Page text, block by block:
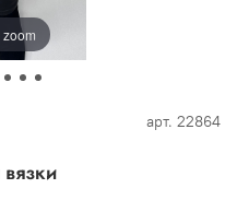
zoom
арт. 22864